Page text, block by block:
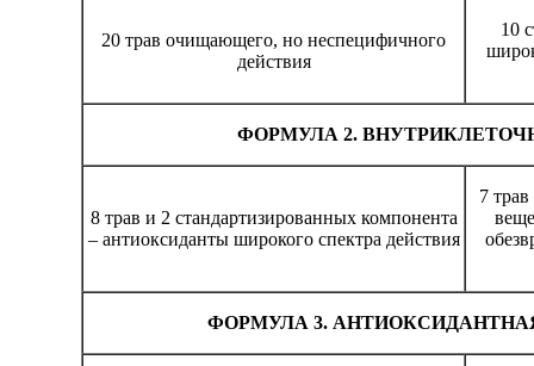
20 трав очищающего, но неспецифичного
действия
10
ФОРМУЛА 2.
8 трав и 2 стандартизированных компонента
– антиоксиданты широкого спектра действия
7
ФОРМУЛА 3.